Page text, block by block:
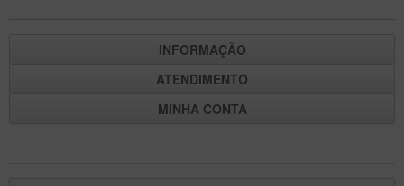
INFORMAÇÃO
ATENDIMENTO
MINHA CONTA